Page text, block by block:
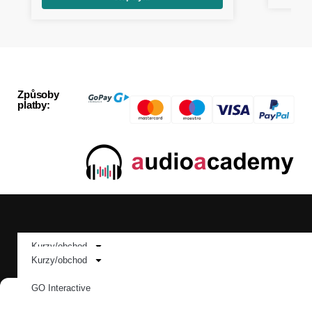
Způsoby
platby:
Kurzy/obchod
Kurzy/obchod
GO Interactive
Sledujte nás:
Jazyky: